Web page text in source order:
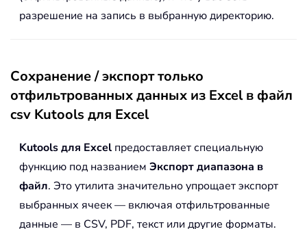
разрешение на запись в выбранную директорию.
Сохранение / экспорт только
отфильтрованных данных из Excel в файл
csv Kutools для Excel
Kutools для Excel предоставляет специальную
функцию под названием Экспорт диапазона в
файл. Это утилита значительно упрощает экспорт
выбранных ячеек — включая отфильтрованные
данные — в CSV, PDF, текст или другие форматы.